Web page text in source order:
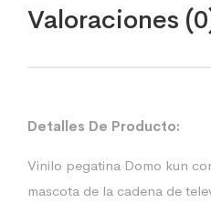
Valoraciones
Detalles De Producto:
Vinilo pegatina Domo kun
mascota de la cadena de